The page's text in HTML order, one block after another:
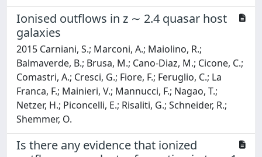
Ionised outflows in z ∼ 2.4 quasar host
galaxies
2015 Carniani, S.; Marconi, A.; Maiolino, R.;
Balmaverde, B.; Brusa, M.; Cano-Diaz, M.; Cicone, C.;
Comastri, A.; Cresci, G.; Fiore, F.; Feruglio, C.; La
Franca, F.; Mainieri, V.; Mannucci, F.; Nagao, T.;
Netzer, H.; Piconcelli, E.; Risaliti, G.; Schneider, R.;
Shemmer, O.
Is there any evidence that ionized